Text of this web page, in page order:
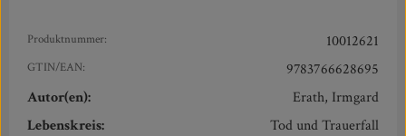
Produktnummer: 10012621
GTIN/EAN:
9783766628695
Autor(en):
Erath, Irmgard
Lebenskreis:
Tod und Trauerfall